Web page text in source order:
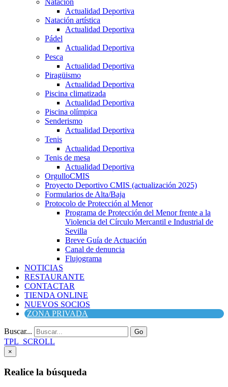
Natación
Actualidad Deportiva
Natación artística
Actualidad Deportiva
Pádel
Actualidad Deportiva
Pesca
Actualidad Deportiva
Piragüismo
Actualidad Deportiva
Piscina climatizada
Actualidad Deportiva
Piscina olímpica
Senderismo
Actualidad Deportiva
Tenis
Actualidad Deportiva
Tenis de mesa
Actualidad Deportiva
OrgulloCMIS
Proyecto Deportivo CMIS (actualización 2025)
Formularios de Alta/Baja
Protocolo de Protección al Menor
Programa de Protección del Menor frente a la
Violencia del Círculo Mercantil e Industrial de
Sevilla
Breve Guía de Actuación
Canal de denuncia
Flujograma
NOTICIAS
RESTAURANTE
CONTACTAR
TIENDA ONLINE
NUEVOS SOCIOS
ZONA PRIVADA
Buscar... Go
TPL_SCROLL
×
Realice la búsqueda